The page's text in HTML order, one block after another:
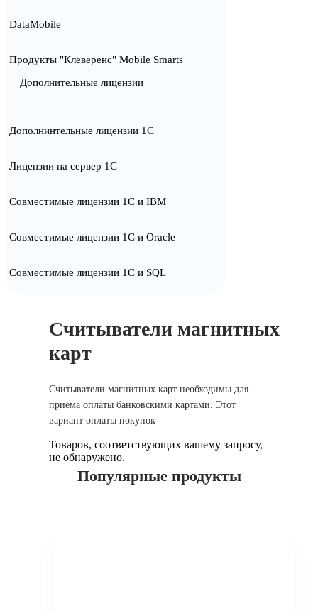
DataMobile
Продукты "Клеверенс" Mobile Smarts
Дополнительные лицензии
Дополнинтельные лицензии 1С
Лицензии на сервер 1С
Совместимые лицензии 1С и IBM
Совместимые лицензии 1С и Oracle
Совместимые лицензии 1С и SQL
Считыватели магнитных
карт
Считыватели магнитных карт необходимы для
приема оплаты банковскими картами. Этот
вариант оплаты покупок
Товаров, соответствующих вашему запросу,
не обнаружено.
Популярные продукты